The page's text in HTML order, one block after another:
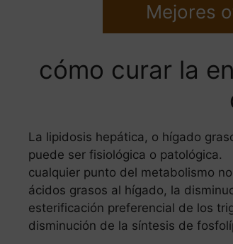
Mejores
cómo curar la
La lipidosis hepática, o hígado
puede ser fisiológica o
cualquier punto del metabolismo
ácidos grasos al hígado, la
esterificación preferencial de los
disminución de la síntesis de